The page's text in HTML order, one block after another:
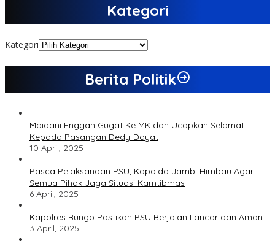
Kategori
Kategori
Berita Politik
Maidani Enggan Gugat Ke MK dan Ucapkan Selamat
Kepada Pasangan Dedy-Dayat
10 April, 2025
Pasca Pelaksanaan PSU, Kapolda Jambi Himbau Agar
Semua Pihak Jaga Situasi Kamtibmas
6 April, 2025
Kapolres Bungo Pastikan PSU Berjalan Lancar dan Aman
3 April, 2025